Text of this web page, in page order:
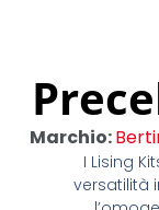
Marchio:
I Lising
versatilità